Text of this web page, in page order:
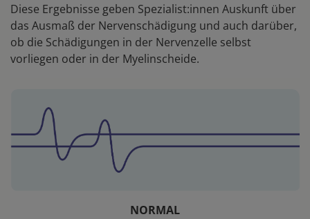
Diese Ergebnisse geben Spezialist:innen Auskunft über
das Ausmaß der Nervenschädigung und auch darüber,
ob die Schädigungen in der Nervenzelle selbst
vorliegen oder in der Myelinscheide.
NORMAL